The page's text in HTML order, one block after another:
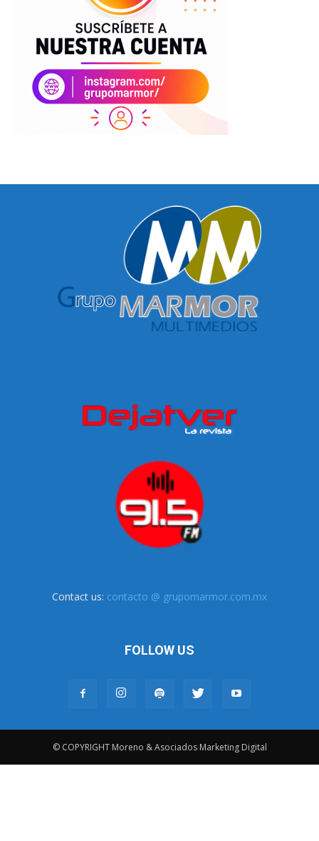
Contact us: contacto @ grupomarmor.com.mx
FOLLOW US
© COPYRIGHT Moreno & Asociados Marketing Digital